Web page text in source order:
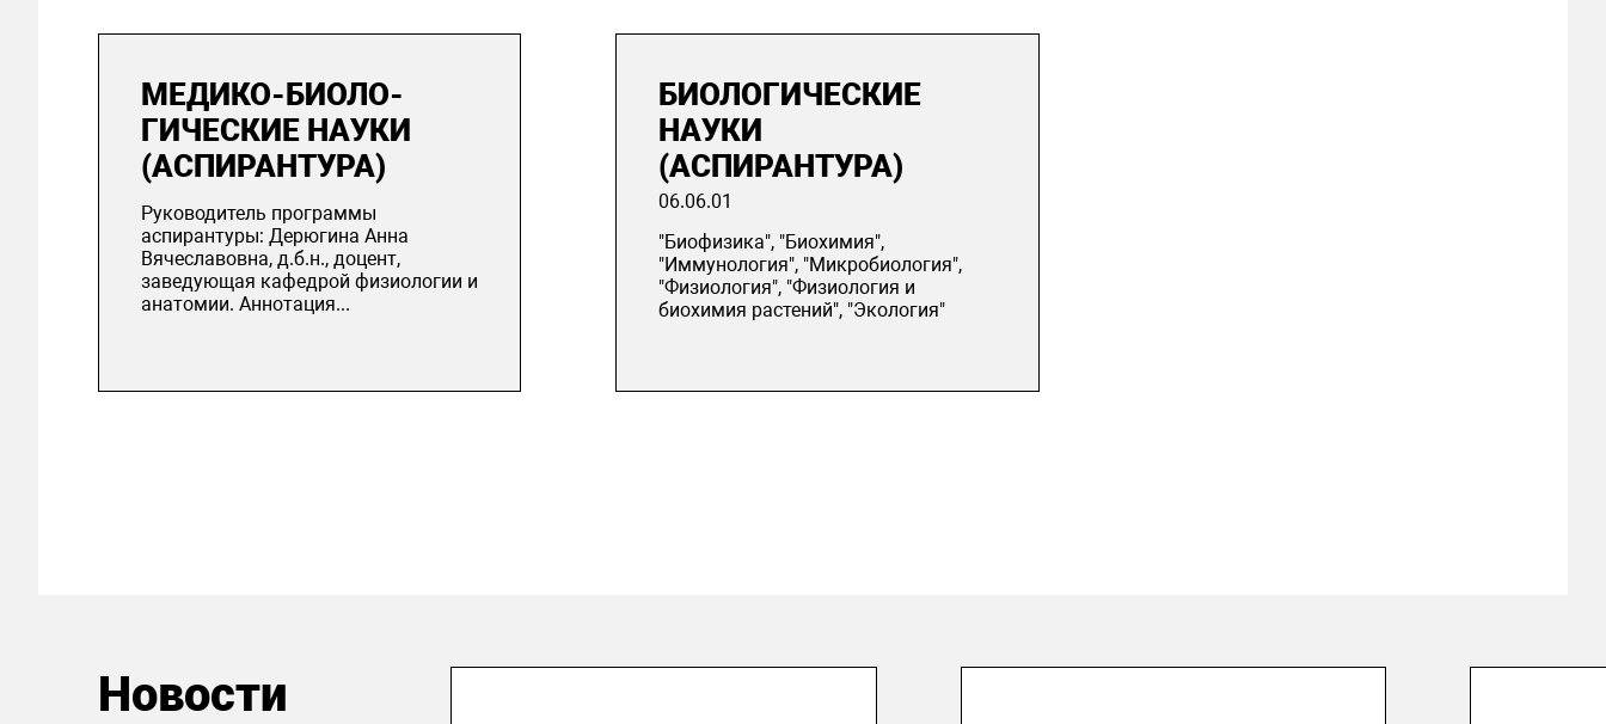
МЕ­ДИКО-БИ­ОЛО­
ГИЧЕС­КИЕ НАУКИ
(АСПИРАНТУРА)
Руководитель программы
аспирантуры: Дерюгина Анна
Вячеславовна, д.б.н., доцент,
заведующая кафедрой физиологии и
анатомии. Аннотация...
БИОЛОГИЧЕСКИЕ
НАУКИ
(АСПИРАНТУРА)
06.06.01
"Биофизика", "Биохимия",
"Иммунология", "Микробиология",
"Физиология", "Физиология и
биохимия растений", "Экология"
Новости